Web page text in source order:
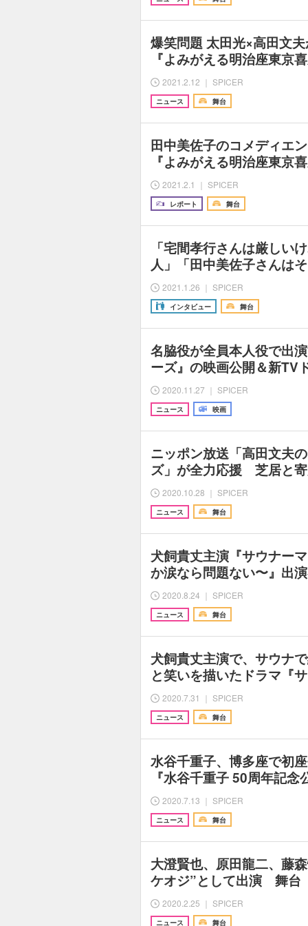
爆笑問題 太田光×高田文
『よみがえる明治座東京
2021.2.12 ｜ SPICER
ニュース 舞台
田中美佐子のコメディエ
『よみがえる明治座東京
2021.2.1 ｜ SPICER
レポート 舞台
「宅間孝行さんは厳しい
人」「田中美佐子さんは
2021.1.26 ｜ SPICER
インタビュー 舞台
名脇役が全員本人役で出
ーズ』の映画公開＆新
2020.11.27 ｜ SPICER
ニュース 映画
ニッポン放送「高田文夫
ズ」が全力応援 芝居と
2020.10.28 ｜ SPICER
ニュース 舞台
犬飼貴丈主演『サウナー
か涙なら問題ない〜』出
2020.8.24 ｜ SPICER
ニュース 舞台
犬飼貴丈主演で、サウナ
と笑いを描いたドラマ『
2020.7.31 ｜ SPICER
ニュース 舞台
水谷千重子、博多座で初
『水谷千重子 50周年記
2020.7.13 ｜ SPICER
ニュース 舞台
大澄賢也、原田龍二、藤
ケオジ”として出演 舞台
2020.2.25 ｜ SPICER
ニュース 舞台